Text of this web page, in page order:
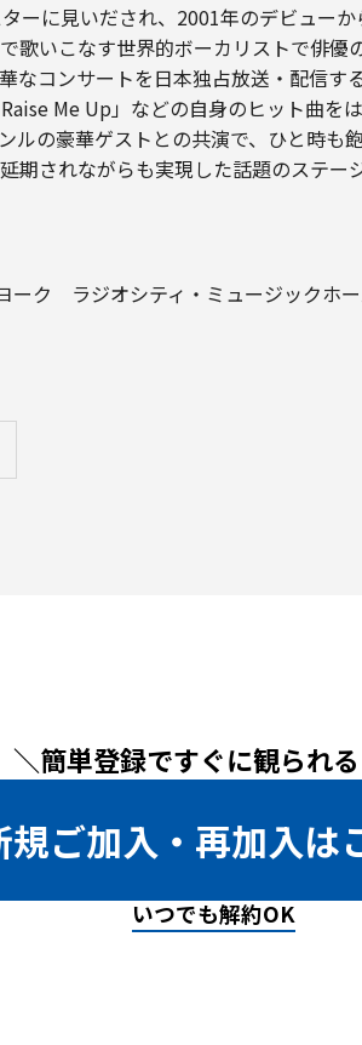
ーに見いだされ、2001年のデビュー
歌いこなす世界的ボーカリストで俳
コンサートを日本独占放送・配信する
Me Up」などの自身のヒット曲を
ルの豪華ゲストとの共演で、ひと時も
期されながらも実現した話題のステー
ーク ラジオシティ・ミュージックホ
＼簡単登録ですぐに観られ
規ご加入・再加入は
いつでも解約OK